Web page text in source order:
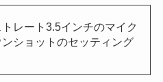
レート3.5インチのマイク
ンショットのセッティング